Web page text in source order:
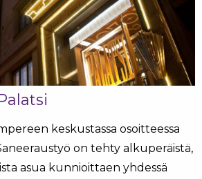
keskustassa osoitteessa
on tehty alkuperäistä,
asua kunnioittaen yhdessä